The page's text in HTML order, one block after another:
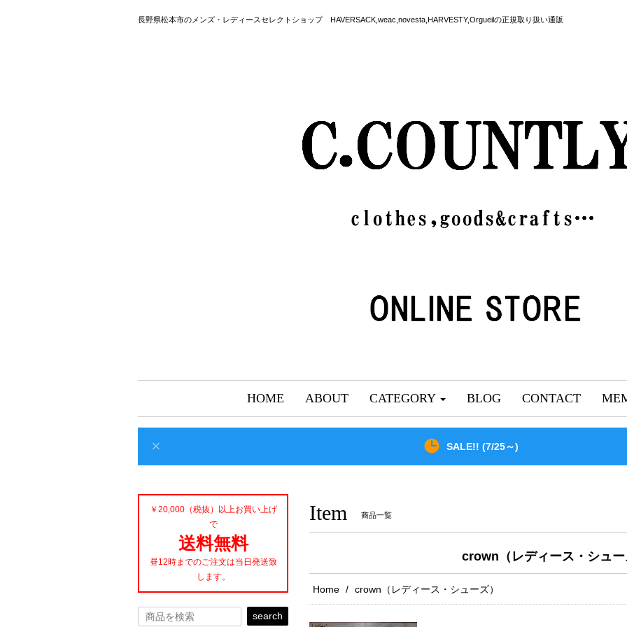
長野県松本市のメンズ・レディースセレクトショップ HAVERSACK,weac,novesta,HARVESTY,Orgueilの正規取り扱い通販
HOME ABOUT CATEGORY BLOG CONTACT
SALE!! (7/25～)
Item 商品一覧
crown（レディース・シュー
Home crown（レディース・シューズ）
￥20,000（税抜）以上お買い上げ
で
送料無料
昼12時までのご注文は当日発送致
します。
search